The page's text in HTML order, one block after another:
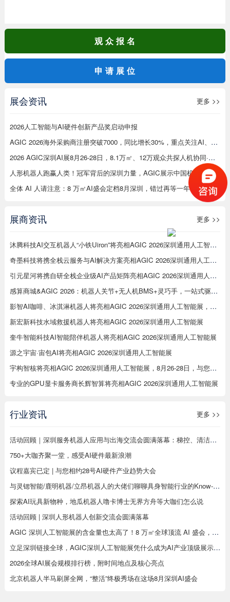
观众报名
申请展位
展会资讯 更多 >>
2026人工智能与AI硬件创新产品奖启动申报
AGIC 2026海外采购商注册突破7000，同比增长30%，重点关注AI、机器人等在工厂应用
2026 AGIC深圳AI展8月26-28日，8.1万㎡、12万观众共探人机协同·无界未来
人形机器人跑赢人类！冠军背后的深圳力量，AGIC展示中国机器人硬实力
全体 AI 人请注意：8 万㎡AI盛会定档8月深圳，错过再等一年
展商资讯 更多 >>
沐腾科技AI交互机器人“小铁Uiron”将亮相AGIC 2026深圳通用人工智能展
奇墨科技将携全栈云服务与AI解决方案亮相AGIC 2026深圳通用人工智能展
引元星河将携自研全栈企业级AI产品矩阵亮相AGIC 2026深圳通用人工智能展
感算商城&AGIC 2026：机器人关节+无人机BMS+灵巧手，一站式驱动智能未来
影智AI咖啡、冰淇淋机器人将亮相AGIC 2026深圳通用人工智能展，展示数字劳动力新形态
新宏新科技水域救援机器人将亮相AGIC 2026深圳通用人工智能展
奎牛智能科技AI智能陪伴机器人将亮相AGIC 2026深圳通用人工智能展
源之宇宙·宙包AI将亮相AGIC 2026深圳通用人工智能展
宇构智核将亮相AGIC 2026深圳通用人工智能展，8月26-28日，与您相约12C93展位，解锁意念交互新玩法
专业的GPU显卡服务商长辉智算将亮相AGIC 2026深圳通用人工智能展
行业资讯 更多 >>
活动回顾｜深圳服务机器人应用与出海交流会圆满落幕：梯控、清洁、配送、烹饪、工业机器人同台分享，合规、渠道、场景干货全覆盖
750+大咖齐聚一堂，感受AI硬件最新浪潮
议程嘉宾已定 | 与您相约28号AI硬件产业趋势大会
与灵锶智能/鹿明机器/立昂机器人的大佬们聊聊具身智能行业的Know-how
探索AI玩具新物种，地瓜机器人噜卡博士无界方舟等大咖们怎么说
活动回顾 | 深圳人形机器人创新交流会圆满落幕
AGIC 深圳人工智能展的含金量也太高了！8 万㎡全球顶流 AI 盛会，8 月深圳见真章
立足深圳链接全球，AGIC深圳人工智能展凭什么成为AI产业顶级展示平台
2026全球AI展会规模排行榜，附时间地点及核心亮点
北京机器人半马刷屏全网，“整活”终极秀场在这场8月深圳AI盛会